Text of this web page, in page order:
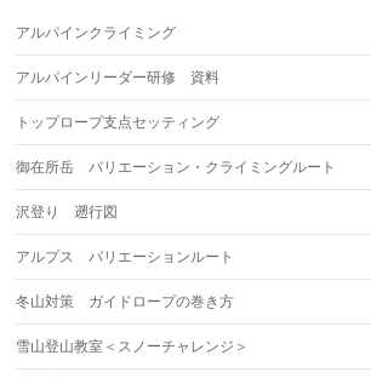
アルパインクライミング
アルパインリーダー研修 資料
トップロープ支点セッティング
御在所岳 バリエーション・クライミングルート
沢登り 遡行図
アルプス バリエーションルート
冬山対策 ガイドロープの巻き方
雪山登山教室＜スノーチャレンジ＞